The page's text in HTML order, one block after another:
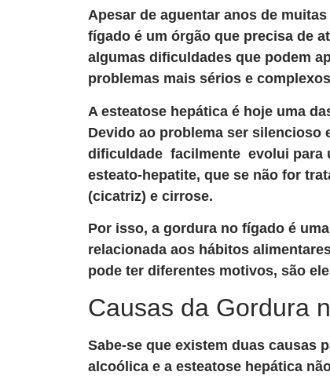
Apesar de aguentar anos de
fígado é um órgão que precisa de
algumas dificuldades que podem
problemas mais sérios e
A esteatose hepática é hoje uma
Devido ao problema ser silencioso
dificuldade facilmente evolui para
esteato-hepatite, que se não for
(cicatriz) e cirrose.
Por isso, a gordura no fígado é
relacionada aos hábitos
pode ter diferentes motivos, são
Causas da Gordura
Sabe-se que existem duas causas
alcoólica e a esteatose hepática